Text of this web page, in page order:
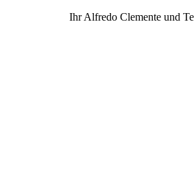
Ihr Alfredo Clemente und